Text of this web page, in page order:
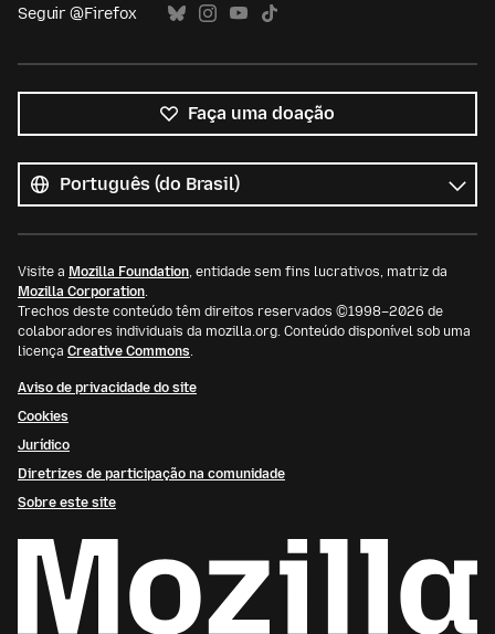
Seguir @Firefox
Faça uma doação
os
idiomas
Idioma
Visite a Mozilla Foundation, entidade sem fins lucrativos, matriz da
Mozilla Corporation.
Trechos deste conteúdo têm direitos reservados ©1998–2026 de
colaboradores individuais da mozilla.org. Conteúdo disponível sob uma
licença Creative Commons.
Aviso de privacidade do site
Cookies
Jurídico
Diretrizes de participação na comunidade
Sobre este site